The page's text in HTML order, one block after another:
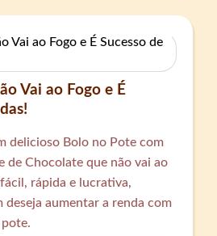
Vai ao Fogo e É
delicioso Bolo no Pote com
de Chocolate que não vai ao
rápida e lucrativa,
deseja aumentar a renda com